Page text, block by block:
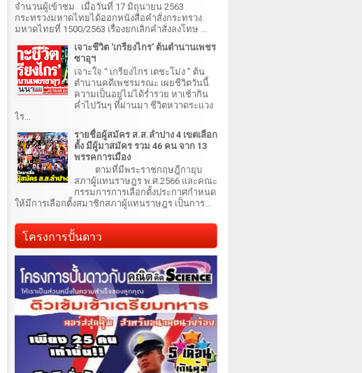
จำนวนผู้เข้าชม เมื่อวันที่ 17 มิถุนายน 2563
กระทรวงมหาดไทยได้ออกหนังสือคำสั่งกระทรวง
มหาดไทยที่ 1500/2563 เรื่องยกเลิกคำสั่งลงโทษ ...
เจาะชีวิต 'เกรียงไกร' ต้นตำนานเพชร
ซาอุฯ
เจาะใจ “ เกรียงไกร เตชะโม่ง ” ต้น
ตำนานคดีเพชรมรณะ เผยชีวิตวันนี้
ความเป็นอยู่ไม่ได้ร่ำรวย หาเช้ากิน
ค่ำไปวันๆ ที่ผ่านมา ชีวิตหวาดระแวง
ไร...
รายชื่อผู้สมัคร ส.ส.ลำปาง 4 เขตเลือก
ตั้ง มีผู้มาสมัคร รวม 46 คน จาก 13
พรรคการเมือง
ตามที่มีพระราชกฤษฎีกายุบ
สภาผู้แทนราษฎร พ.ศ.2566 และคณะ
กรรมการการเลือกตั้งประกาศกำหนด
ให้มีการเลือกตั้งสมาชิกสภาผู้แทนราษฎร เป็นการ...
โครงการปั้นดาว